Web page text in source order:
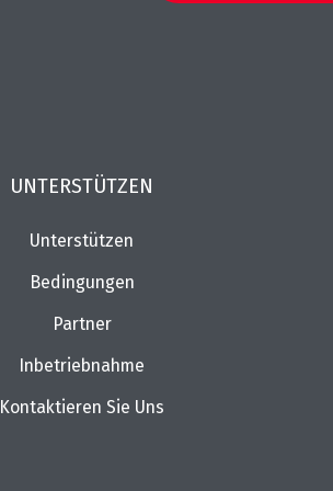
UNTERSTÜTZEN
Unterstützen
Bedingungen
Partner
Inbetriebnahme
Kontaktieren Sie Uns